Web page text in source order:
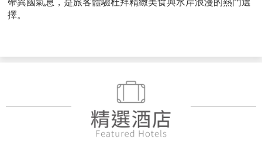
帶異國氣息，是旅客體驗杜拜精緻美食與水岸浪漫的熱門選
擇。